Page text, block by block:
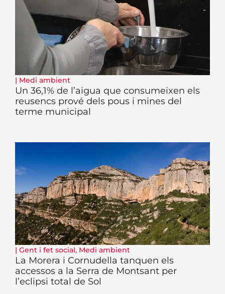
| Medi ambient
Un 36,1% de l’aigua que consumeixen els
reusencs prové dels pous i mines del
terme municipal
| Gent i fet social, Medi ambient
La Morera i Cornudella tanquen els
accessos a la Serra de Montsant per
l’eclipsi total de Sol